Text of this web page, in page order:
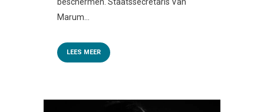
beschermen. Staatssecretaris Van
Marum...
LEES MEER